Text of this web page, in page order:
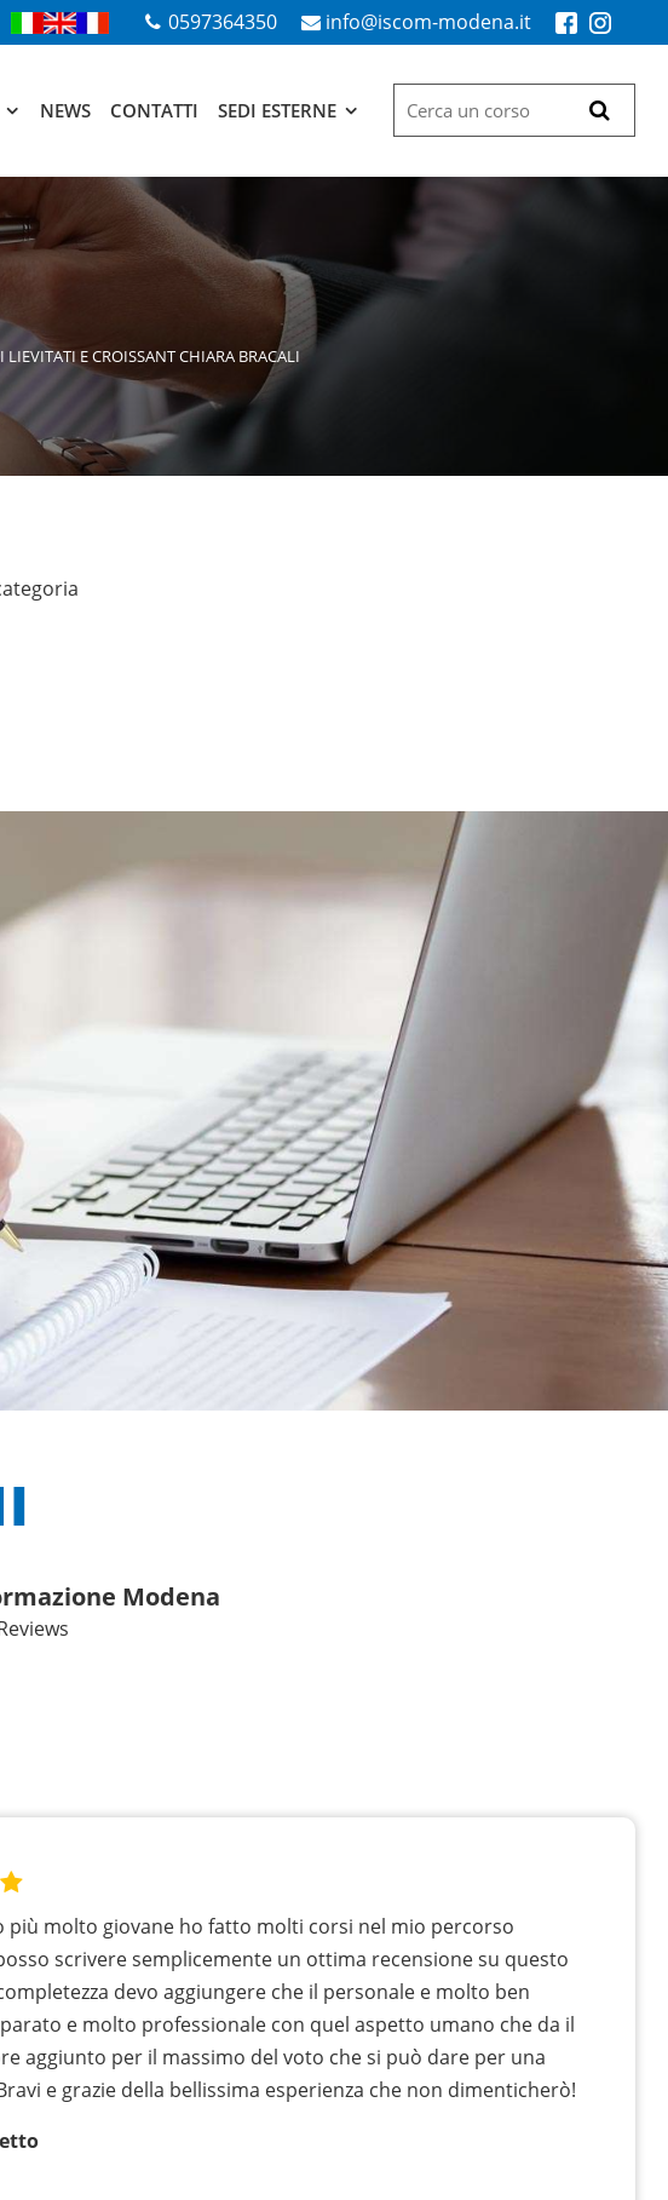
0597364350 info@iscom-modena.it
NEWS CONTATTI SEDI ESTERNE
LIEVITATI E CROISSANT CHIARA BRACALI
Modena
più molto giovane ho fatto molti corsi nel mio percorso
scrivere semplicemente un ottima recensione su questo
devo aggiungere che il personale e molto ben
e molto professionale con quel aspetto umano che da il
aggiunto per il massimo del voto che si può dare per una
e grazie della bellissima esperienza che non dimenticherò!